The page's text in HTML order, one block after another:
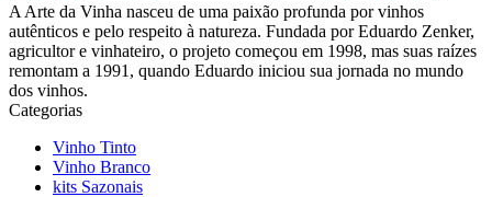
A Arte da Vinha nasceu de uma paixão profunda por vinhos
autênticos e pelo respeito à natureza. Fundada por Eduardo Zenker,
agricultor e vinhateiro, o projeto começou em 1998, mas suas raízes
remontam a 1991, quando Eduardo iniciou sua jornada no mundo
dos vinhos.
Categorias
Vinho Tinto
Vinho Branco
kits Sazonais